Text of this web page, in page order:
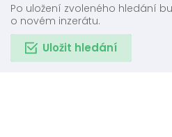
Po uložení zvoleného hledání
o novém inzerátu.
Uložit hledání